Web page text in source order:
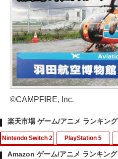
©CAMPFIRE, Inc.
楽天市場 ゲーム/アニメ ランキング
Nintendo Switch 2 PlayStation 5
Amazon ゲーム/アニメ ランキング